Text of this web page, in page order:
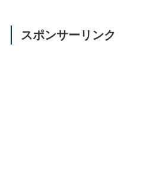
スポンサーリンク